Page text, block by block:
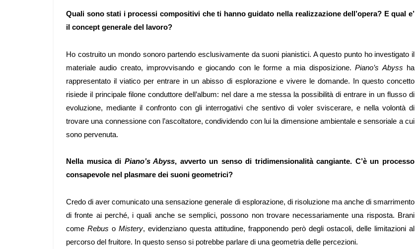
Quali sono stati i processi compositivi che ti hanno guidato nella realizzazione dell’opera? E qual e’
il concept generale del lavoro?
Ho costruito un mondo sonoro partendo esclusivamente da suoni pianistici. A questo punto ho investigato il
materiale audio creato, improvvisando e giocando con le forme a mia disposizione.Piano’s Abyss ha
rappresentato il viatico per entrare in un abisso di esplorazione e vivere le domande. In questo concetto
risiede il principale filone conduttore dell’album: nel dare a me stessa la possibilità di entrare in un flusso di
evoluzione, mediante il confronto con gli interrogativi che sentivo di voler sviscerare, e nella volontà di
trovare una connessione con l’ascoltatore, condividendo con lui la dimensione ambientale e sensoriale a cui
sono pervenuta.
Nella musica di Piano’s Abyss, avverto un senso di tridimensionalità cangiante. C’è un processo
consapevole nel plasmare dei suoni geometrici?
Credo di aver comunicato una sensazione generale di esplorazione, di risoluzione ma anche di smarrimento
di fronte ai perché, i quali anche se semplici, possono non trovare necessariamente una risposta. Brani
come Rebus o Mistery, evidenziano questa attitudine, frapponendo però degli ostacoli, delle limitazioni al
percorso del fruitore. In questo senso si potrebbe parlare di una geometria delle percezioni.